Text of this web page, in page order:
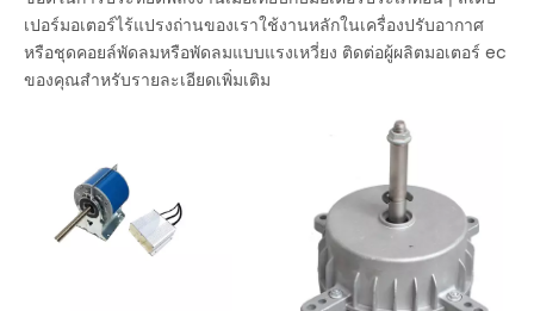
เปอร์มอเตอร์ไร้แปรงถ่านของเราใช้งานหลักในเครื่องปรับอากาศ
หรือชุดคอยล์พัดลมหรือพัดลมแบบแรงเหวี่ยง ติดต่อผู้ผลิตมอเตอร์ ec
ของคุณสำหรับรายละเอียดเพิ่มเติม